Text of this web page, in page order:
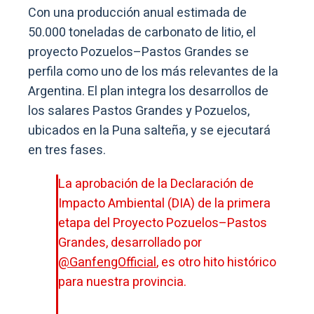
Con una producción anual estimada de
50.000 toneladas de carbonato de litio, el
proyecto Pozuelos–Pastos Grandes se
perfila como uno de los más relevantes de la
Argentina. El plan integra los desarrollos de
los salares Pastos Grandes y Pozuelos,
ubicados en la Puna salteña, y se ejecutará
en tres fases.
La aprobación de la Declaración de
Impacto Ambiental (DIA) de la primera
etapa del Proyecto Pozuelos–Pastos
Grandes, desarrollado por
@GanfengOfficial, es otro hito histórico
para nuestra provincia.